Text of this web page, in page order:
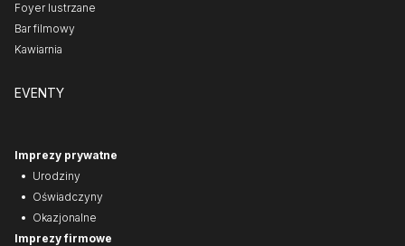
Foyer lustrzane
Bar filmowy
Kawiarnia
EVENTY
Imprezy prywatne
Urodziny
Oświadczyny
Okazjonalne
Imprezy firmowe